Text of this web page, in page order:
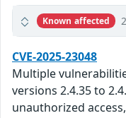
Known affected
CVE-2025-23048
Multiple
versions 2.4.35 to
unauthorized